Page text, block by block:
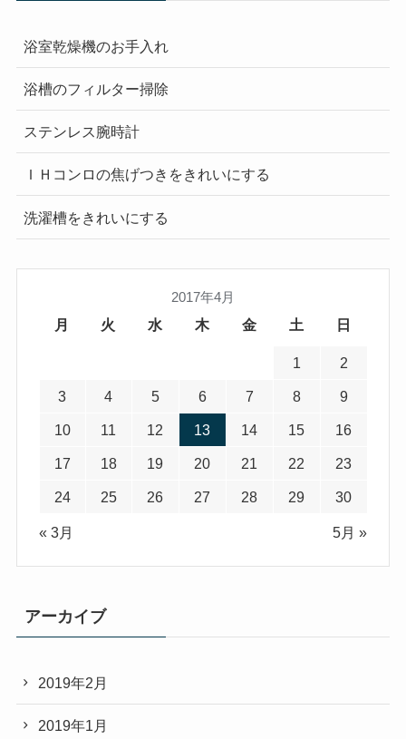
浴室乾燥機のお手入れ
浴槽のフィルター掃除
ステンレス腕時計
ＩＨコンロの焦げつきをきれいにする
洗濯槽をきれいにする
2017年4月
月 火 水 木 金 土 日
1 2
3 4 5 6 7 8 9
10 11 12 13 14 15 16
17 18 19 20 21 22 23
24 25 26 27 28 29 30
« 3月 5月 »
アーカイブ
2019年2月
2019年1月